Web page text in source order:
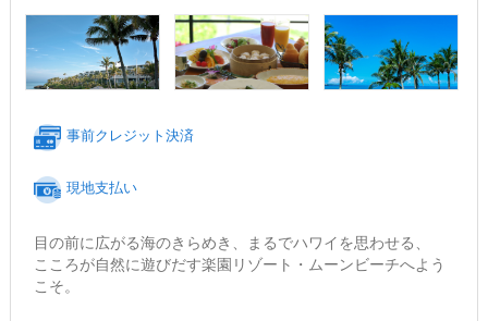
事前クレジット決済
現地支払い
目の前に広がる海のきらめき、まるでハワイを思わせる、
こころが自然に遊びだす楽園リゾート・ムーンビーチへよう
こそ。